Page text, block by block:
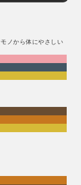
ノから体にやさしい